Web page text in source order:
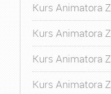
Kurs Animatora
Kurs Animatora
Kurs Animatora
Kurs Animatora